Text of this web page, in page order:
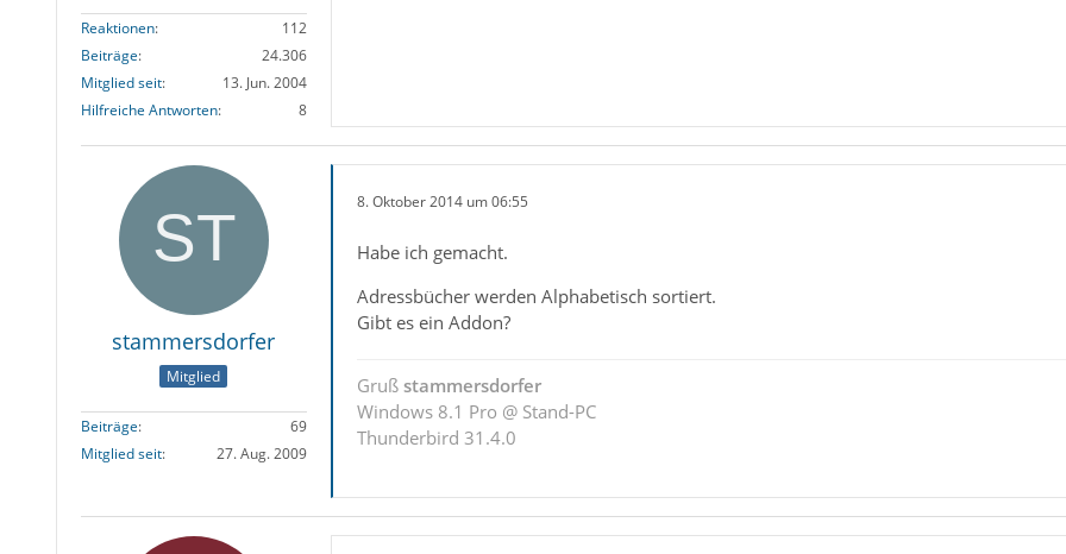
Reaktionen
112
Beiträge
24.306
Mitglied seit
13. Jun. 2004
Hilfreiche Antworten
8
stammersdorfer
Mitglied
Beiträge
69
Mitglied seit
27. Aug. 2009
8. Oktober 2014 um 06:55
Habe ich gemacht.
Adressbücher werden Alphabetisch sortiert.
Gibt es ein Addon?
Gruß stammersdorfer
Windows 8.1 Pro @ Stand-PC
Thunderbird 31.4.0